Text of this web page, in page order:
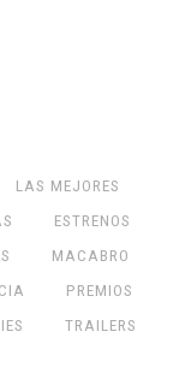
LAS MEJORES
ESTRENOS
MACABRO
PREMIOS
TRAILERS